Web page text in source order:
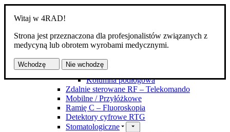
Witaj w 4RAD!
Strona jest przeznaczona dla profesjonalistów związanych z
medycyną lub obrotem wyrobami medycznymi.
Wchodzę Nie wchodzę
Produkty
Aparaty RTG
Kostno-płucne DR
Z zawieszeniem
Kolumna podłogowa
Zdalnie sterowane RF – Telekomando
Mobilne / Przyłóżkowe
Ramię C – Fluoroskopia
Detektory cyfrowe RTG
Stomatologiczne